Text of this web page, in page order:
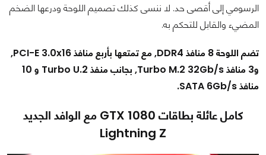
الرسومي إلى أقصى حد. لا ننسى كذلك تصميم اللوحة ودرعها الضخم
المضيء والقابل للتحكم به.
تضم اللوحة 8 منافذ DDR4, مع تمتعها بأربع منافذ PCI-E 3.0x16,
و3 منافذ Turbo M.2 32Gb/s, بجانب منفذ Turbo U.2 و 10
منافذ SATA 6Gb/s.
كامل عائلة بطاقات GTX 1080 مع الوافد الجديد
Lightning Z